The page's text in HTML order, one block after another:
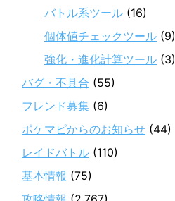
バトル系ツール (16)
個体値チェックツール (9)
強化・進化計算ツール (3)
バグ・不具合 (55)
フレンド募集 (6)
ポケマピからのお知らせ (44)
レイドバトル (110)
基本情報 (75)